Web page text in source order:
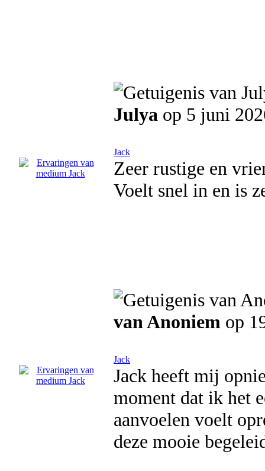
Julya op 5 juni
Jack
Zeer rustige en
Voelt snel in en is
van Anoniem op
Jack
Jack heeft mij
moment dat ik het
aanvoelen voelt
deze mooie